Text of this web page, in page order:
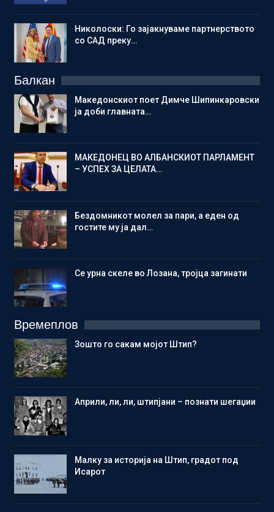
Николоски: Го зајакнуваме партнерството
со САД преку…
Балкан
Македонскиот поет Димче Шипинкаровски
ја доби главната…
МАКЕДОНЕЦ ВО АЛБАНСКИОТ ПАРЛАМЕНТ
– УСПЕХ ЗА ЦЕЛАТА…
Бездомникот молел за пари, а еден од
гостите му ја дал…
Се урна скеле во Лозана, тројца загинати
Времеплов
Зошто го сакам мојот Штип?
Aприли, ли, ли, штипјани – познати шегаџии
Малку за историја на Штип, градот под
Исарот